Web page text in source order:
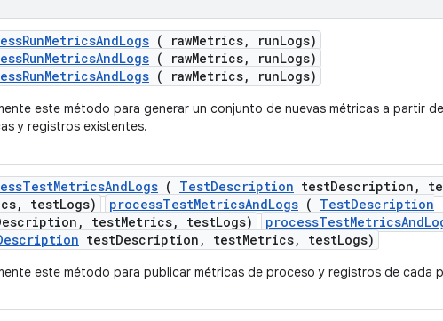
RunMetricsAndLogs ( rawMetrics, runLogs)
( rawMetrics, runLogs)
( rawMetrics, runLogs)
este método para generar un conjunto de nuevas métricas a partir
y registros existentes.
TestMetricsAndLogs ( TestDescription testDescription ,
, testLogs) processTestMetricsAndLogs ( TestDescription
testMetrics, testLogs)
testDescription, testMetrics, testLogs)
este método para publicar métricas de proceso y registros de cada